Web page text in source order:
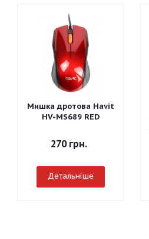
Мишка дротова Havit
HV-MS689 RED
270грн.
Детальніше